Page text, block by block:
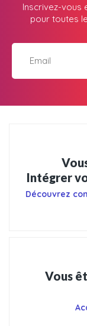
Inscrivez-vous
pour toutes
Intégrer
Découvrez
Vous